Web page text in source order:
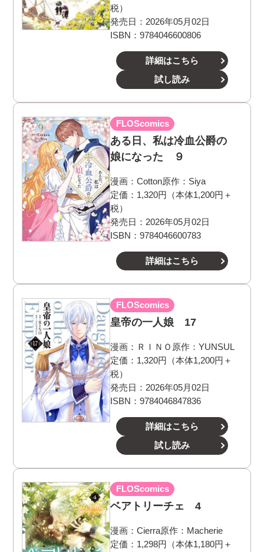
税）
発売日：2026年05月02日
ISBN：9784046600806
詳細はこちら
試し読み
FLOScomics
ある日、私は冷血公爵の
娘になった ９
漫画： Cotton原作： Siya
定価：1,320円（本体1,200円＋
税）
発売日：2026年05月02日
ISBN：9784046600783
詳細はこちら
FLOScomics
皇帝の一人娘 17
漫画： ＲＩＮＯ 原作： YUNSUL
定価：1,320円（本体1,200円＋
税）
発売日：2026年05月02日
ISBN：9784046847836
詳細はこちら
試し読み
FLOScomics
ベアトリーチェ 4
漫画： Cierra原作： Macherie
定価：1,298円（本体1,180円＋